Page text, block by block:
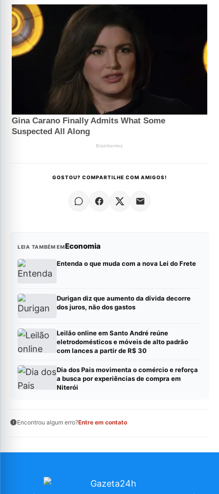
GOSTOU? COMPARTILHE COM AMIGOS!
LEIA TAMBÉM EMEconomia
Entenda o que muda com a nova Lei do Frete
Durigan diz que aumento da dívida decorre
dos juros, não dos gastos
Leilão online em Santo André reúne
eletrodomésticos e móveis de alto padrão
com lances a partir de R$ 30
Dia dos Pais movimenta o comércio e reforça
a busca por experiências de compra em
Niterói
Encontrou algum erro?Entre em contato